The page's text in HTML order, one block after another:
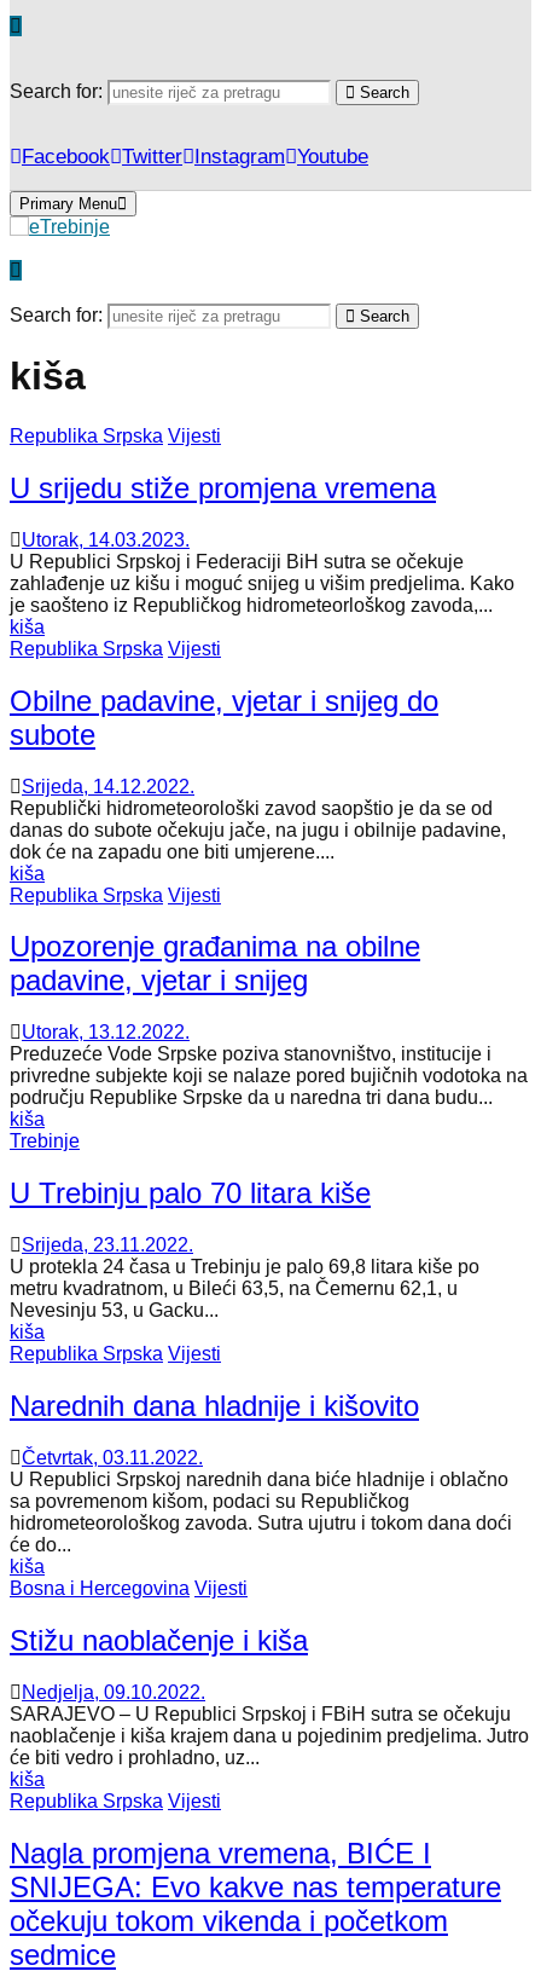
Search for: Search
Facebook Twitter Instagram Youtube
Primary Menu
Search for: Search
kiša
Republika Srpska Vijesti
U srijedu stiže promjena vremena
Utorak, 14.03.2023.
U Republici Srpskoj i Federaciji BiH sutra se očekuje
zahlađenje uz kišu i moguć snijeg u višim predjelima. Kako
je saošteno iz Republičkog hidrometeorloškog zavoda,...
kiša
Republika Srpska Vijesti
Obilne padavine, vjetar i snijeg do
subote
Srijeda, 14.12.2022.
Republički hidrometeorološki zavod saopštio je da se od
danas do subote očekuju jače, na jugu i obilnije padavine,
dok će na zapadu one biti umjerene....
kiša
Republika Srpska Vijesti
Upozorenje građanima na obilne
padavine, vjetar i snijeg
Utorak, 13.12.2022.
Preduzeće Vode Srpske poziva stanovništvo, institucije i
privredne subjekte koji se nalaze pored bujičnih vodotoka na
području Republike Srpske da u naredna tri dana budu...
kiša
Trebinje
U Trebinju palo 70 litara kiše
Srijeda, 23.11.2022.
U protekla 24 časa u Trebinju je palo 69,8 litara kiše po
metru kvadratnom, u Bileći 63,5, na Čemernu 62,1, u
Nevesinju 53, u Gacku...
kiša
Republika Srpska Vijesti
Narednih dana hladnije i kišovito
Četvrtak, 03.11.2022.
U Republici Srpskoj narednih dana biće hladnije i oblačno
sa povremenom kišom, podaci su Republičkog
hidrometeorološkog zavoda. Sutra ujutru i tokom dana doći
će do...
kiša
Bosna i Hercegovina Vijesti
Stižu naoblačenje i kiša
Nedjelja, 09.10.2022.
SARAJEVO – U Republici Srpskoj i FBiH sutra se očekuju
naoblačenje i kiša krajem dana u pojedinim predjelima. Jutro
će biti vedro i prohladno, uz...
kiša
Republika Srpska Vijesti
Nagla promjena vremena, BIĆE I
SNIJEGA: Evo kakve nas temperature
očekuju tokom vikenda i početkom
sedmice